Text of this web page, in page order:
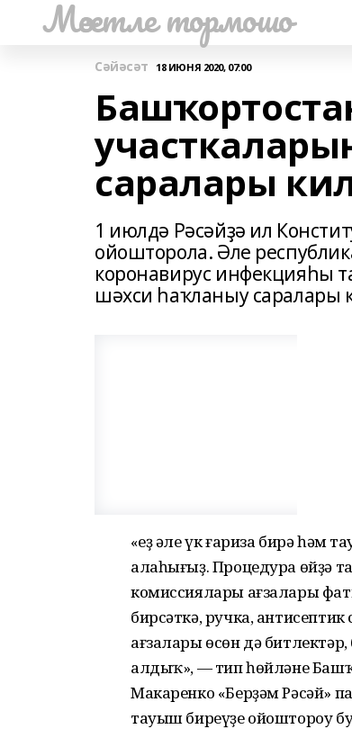
Мәсетле тормошо
Сәйәсәт 18 ИЮНЯ 2020, 07:00
саралары
1 июлдә Рәсәйҙә ил
ойошторола. Әле
коронавирус инфекцияһы
шәхси һаҡланыу саралары
«Һеҙ әле үк ғариза бирә һәм
алаһығыҙ. Процедура өйҙә
комиссиялары ағзалары
бирсәткә, ручка,
ағзалары өсөн дә
алдыҡ», — тип һөйләне
Макаренко «Берҙәм Рәсәй»
тауыш биреүҙе ойоштороу